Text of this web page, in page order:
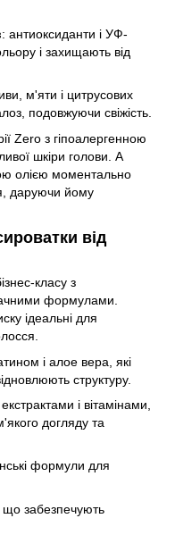
: антиоксиданти і УФ-
і захищають від
м'яти і цитрусових
подовжуючи свіжість.
Zero з гіпоалергенною
шкіри голови. А
олією моментально
даруючи йому
від
класу з
формулами.
ідеальні для
і алое вера, які
структуру.
і вітамінами,
догляду та
формули для
що забезпечують